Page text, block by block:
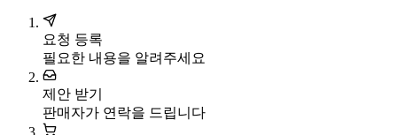
요청 등록
필요한 내용을 알려주세요
제안 받기
판매자가 연락을 드립니다